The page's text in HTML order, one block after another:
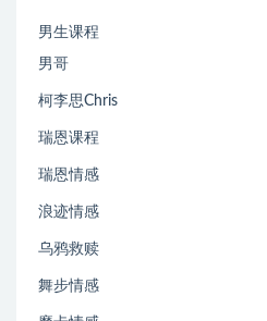
男生课程
男哥
柯李思Chris
瑞恩课程
瑞恩情感
浪迹情感
乌鸦救赎
舞步情感